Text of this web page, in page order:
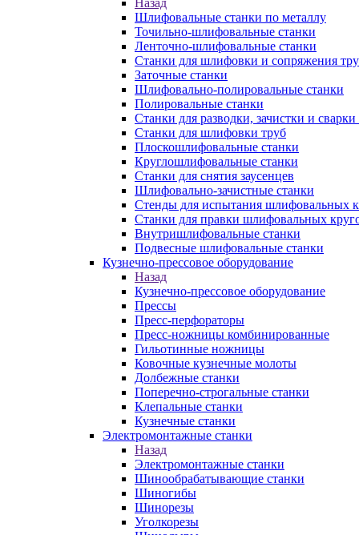
Назад
Шлифовальные станки по металлу
Точильно-шлифовальные станки
Ленточно-шлифовальные станки
Станки для шлифовки и сопряжения
Заточные станки
Шлифовально-полировальные станки
Полировальные станки
Станки для разводки, зачистки и сварки
Станки для шлифовки труб
Плоскошлифовальные станки
Круглошлифовальные станки
Станки для снятия заусенцев
Шлифовально-зачистные станки
Стенды для испытания шлифовальных
Станки для правки шлифовальных
Внутришлифовальные станки
Подвесные шлифовальные станки
Кузнечно-прессовое оборудование
Назад
Кузнечно-прессовое оборудование
Прессы
Пресс-перфораторы
Пресс-ножницы комбинированные
Гильотинные ножницы
Ковочные кузнечные молоты
Долбежные станки
Поперечно-строгальные станки
Клепальные станки
Кузнечные станки
Электромонтажные станки
Назад
Электромонтажные станки
Шинообрабатывающие станки
Шиногибы
Шинорезы
Уголкорезы